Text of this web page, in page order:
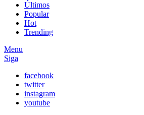
Últimos
Popular
Hot
Trending
Menu
Siga
facebook
twitter
instagram
youtube